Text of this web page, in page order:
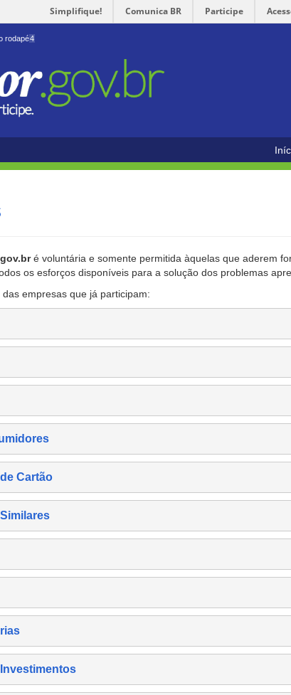
Simplifique! Comunica BR Participe
rodapé4
é voluntária e somente permitida àquelas que aderem
os esforços disponíveis para a solução dos problemas
empresas que já participam:
Cartão